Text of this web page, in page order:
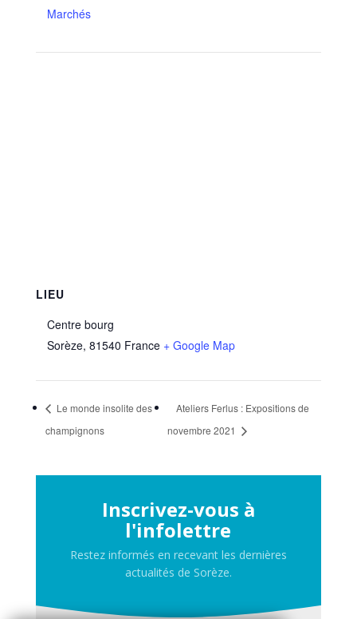
Marchés
LIEU
Centre bourg
Sorèze, 81540 France + Google Map
Le monde insolite des
champignons
Ateliers Ferlus : Expositions de
novembre 2021
Inscrivez-vous à
l'infolettre
Restez informés en recevant les dernières
actualités de Sorèze.